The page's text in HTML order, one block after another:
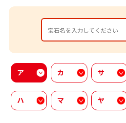
ア カ サ
ハ マ ヤ